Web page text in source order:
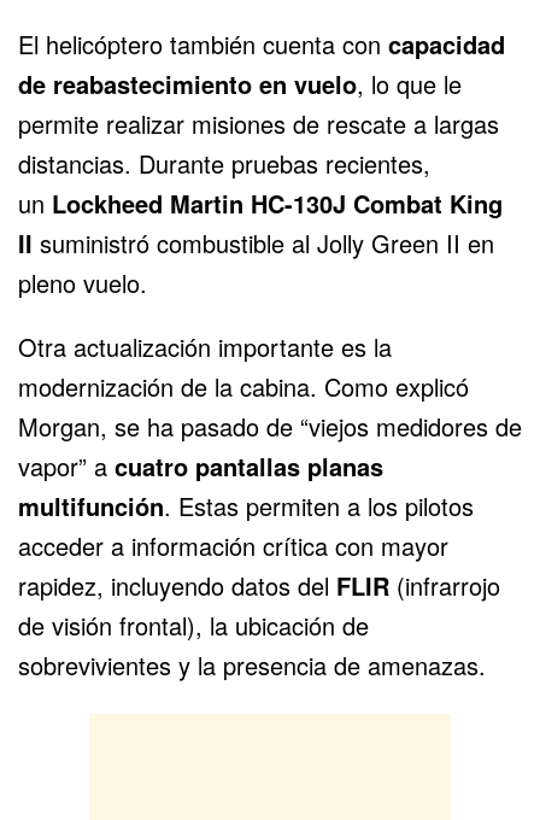
El helicóptero también cuenta con capacidad
de reabastecimiento en vuelo, lo que le
permite realizar misiones de rescate a largas
distancias. Durante pruebas recientes,
un Lockheed Martin HC-130J Combat King
II suministró combustible al Jolly Green II en
pleno vuelo.
Otra actualización importante es la
modernización de la cabina. Como explicó
Morgan, se ha pasado de “viejos medidores de
vapor” a cuatro pantallas planas
multifunción. Estas permiten a los pilotos
acceder a información crítica con mayor
rapidez, incluyendo datos del FLIR (infrarrojo
de visión frontal), la ubicación de
sobrevivientes y la presencia de amenazas.